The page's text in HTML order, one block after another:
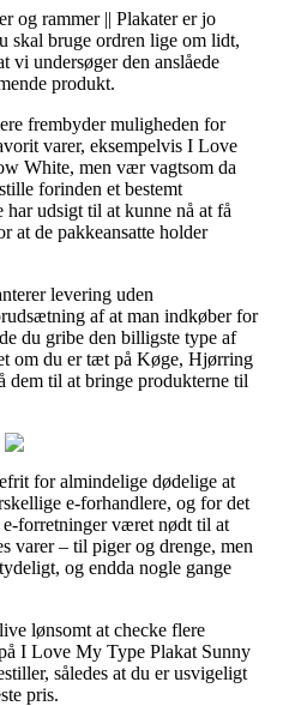
og rammer || Plakater er jo
skal bruge ordren lige om lidt,
vi undersøger den anslåede
produkt.
frembyder muligheden for
varer, eksempelvis I Love
White, men vær vagtsom da
forinden et bestemt
udsigt til at kunne nå at få
at de pakkeansatte holder
levering uden
af at man indkøber for
du gribe den billigste type af
om du er tæt på Køge, Hjørring
dem til at bringe produkterne til
for almindelige dødelige at
e-forhandlere, og for det
forretninger været nødt til at
varer – til piger og drenge, men
og endda nogle gange
lønsomt at checke flere
I Love My Type Plakat Sunny
således at du er usvigeligt
pris.